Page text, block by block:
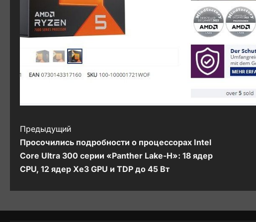
Н
а
в
Предыдущий
Просочились подробности о процессорах Intel
Core Ultra 300 серии «Panther Lake-H»: 18 ядер
CPU, 12 ядер Xe3 GPU и TDP до 45 Вт